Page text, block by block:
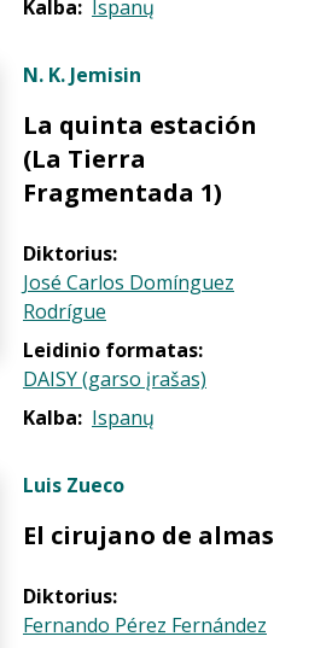
Kalba: Ispanų
N. K. Jemisin
La quinta estación
(La Tierra
Fragmentada 1)
Diktorius:
José Carlos Domínguez
Rodrígue
Leidinio formatas:
DAISY (garso įrašas)
Kalba: Ispanų
Luis Zueco
El cirujano de almas
Diktorius:
Fernando Pérez Fernández